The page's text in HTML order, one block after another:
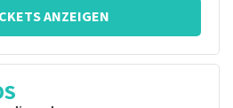
ANZEIGEN